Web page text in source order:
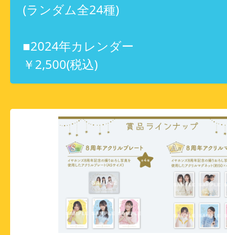
(ランダム全24種)
■2024年カレンダー
￥2,500(税込)